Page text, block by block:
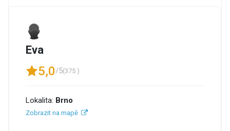
Eva
5,0/5(375 )
Lokalita: Brno
Zobrazit na mapě